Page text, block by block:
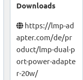
Downloads
https://lmp-ad
apter.com/de/pr
oduct/lmp-dual-p
ort-power-adapte
r-20w/